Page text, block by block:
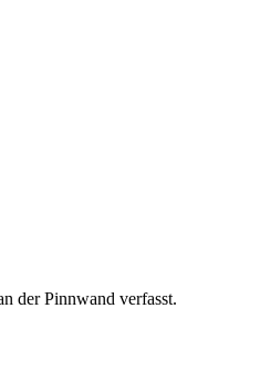
der Pinnwand verfasst.